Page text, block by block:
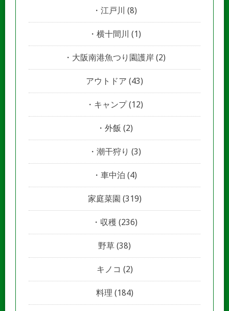
江戸川 (8)
横十間川 (1)
大阪南港魚つり園護岸 (2)
アウトドア (43)
キャンプ(12)
外飯 (2)
潮干狩り (3)
車中泊 (4)
家庭菜園 (319)
収穫 (236)
野草 (38)
キノコ (2)
料理 (184)